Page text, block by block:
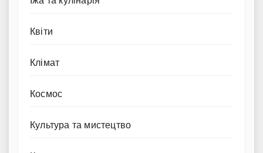
Квіти
Клімат
Космос
Культура та мистецтво